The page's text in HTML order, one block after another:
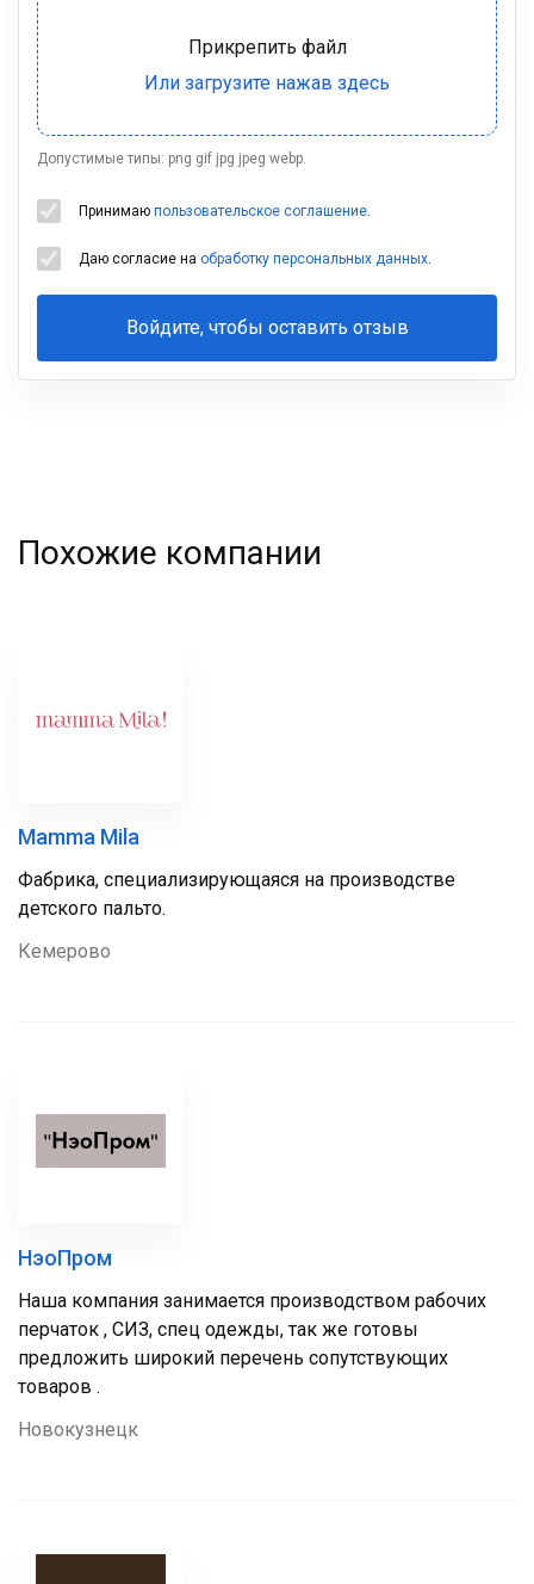
Допустимые типы: png gif jpg jpeg webp.
Принимаю пользовательское соглашение.
Даю согласие на обработку персональных данных.
Войдите, чтобы оставить отзыв
Ваша
Похожие компании
Mamma Mila
Фабрика, специализирующаяся на производстве
детского пальто.
Кемерово
НэоПром
Наша компания занимается производством рабочих
перчаток , СИЗ, спец одежды, так же готовы
предложить широкий перечень сопутствующих
товаров .
Новокузнецк